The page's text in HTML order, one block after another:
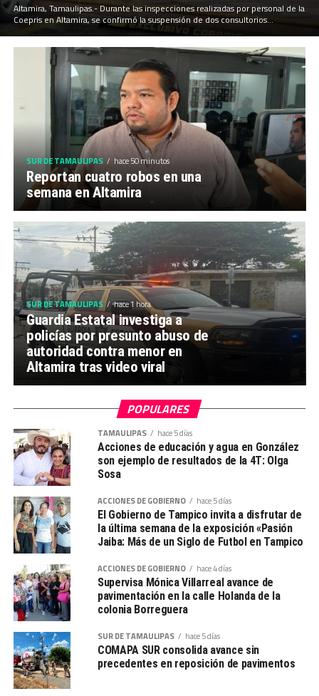
Altamira, Tamaulipas.- Durante las inspecciones realizadas por personal de la
Coepris en Altamira, se confirmó la suspensión de dos consultorios...
SUR DE TAMAULIPAS hace 50 minutos
Reportan cuatro robos en una
semana en Altamira
SUR DE TAMAULIPAS hace 1 hora
Guardia Estatal investiga a
policías por presunto abuso de
autoridad contra menor en
Altamira tras video viral
POPULARES
TAMAULIPAS hace 5 días
Acciones de educación y agua en González
son ejemplo de resultados de la 4T: Olga
Sosa
ACCIONES DE GOBIERNO hace 5 días
El Gobierno de Tampico invita a disfrutar de
la última semana de la exposición «Pasión
Jaiba: Más de un Siglo de Futbol en Tampico
ACCIONES DE GOBIERNO hace 4 días
Supervisa Mónica Villarreal avance de
pavimentación en la calle Holanda de la
colonia Borreguera
SUR DE TAMAULIPAS hace 5 días
COMAPA SUR consolida avance sin
precedentes en reposición de pavimentos